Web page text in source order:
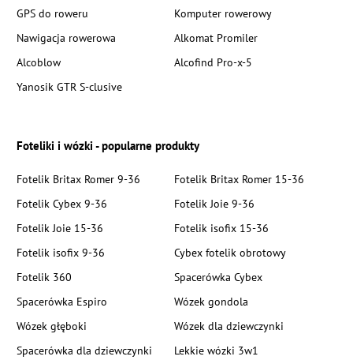
GPS do roweru
Komputer rowerowy
Nawigacja rowerowa
Alkomat Promiler
Alcoblow
Alcofind Pro-x-5
Yanosik GTR S-clusive
Foteliki i wózki - popularne produkty
Fotelik Britax Romer 9-36
Fotelik Britax Romer 15-36
Fotelik Cybex 9-36
Fotelik Joie 9-36
Fotelik Joie 15-36
Fotelik isofix 15-36
Fotelik isofix 9-36
Cybex fotelik obrotowy
Fotelik 360
Spacerówka Cybex
Spacerówka Espiro
Wózek gondola
Wózek głęboki
Wózek dla dziewczynki
Spacerówka dla dziewczynki
Lekkie wózki 3w1